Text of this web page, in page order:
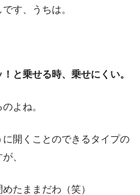
す、うちは。
と乗せる時、乗せにくい。
よね。
開くことのできるタイプの
、
たままだわ（笑）